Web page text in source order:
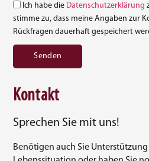
Ich habe die Datenschutzerklärung
stimme zu, dass meine Angaben zur
Rückfragen dauerhaft gespeichert
Senden
Kontakt
Sprechen Sie mit uns!
Benötigen auch Sie